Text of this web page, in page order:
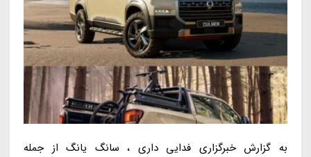
به گزارش خبرگزاری فدایی داری ، سانگ یانگ از جمله